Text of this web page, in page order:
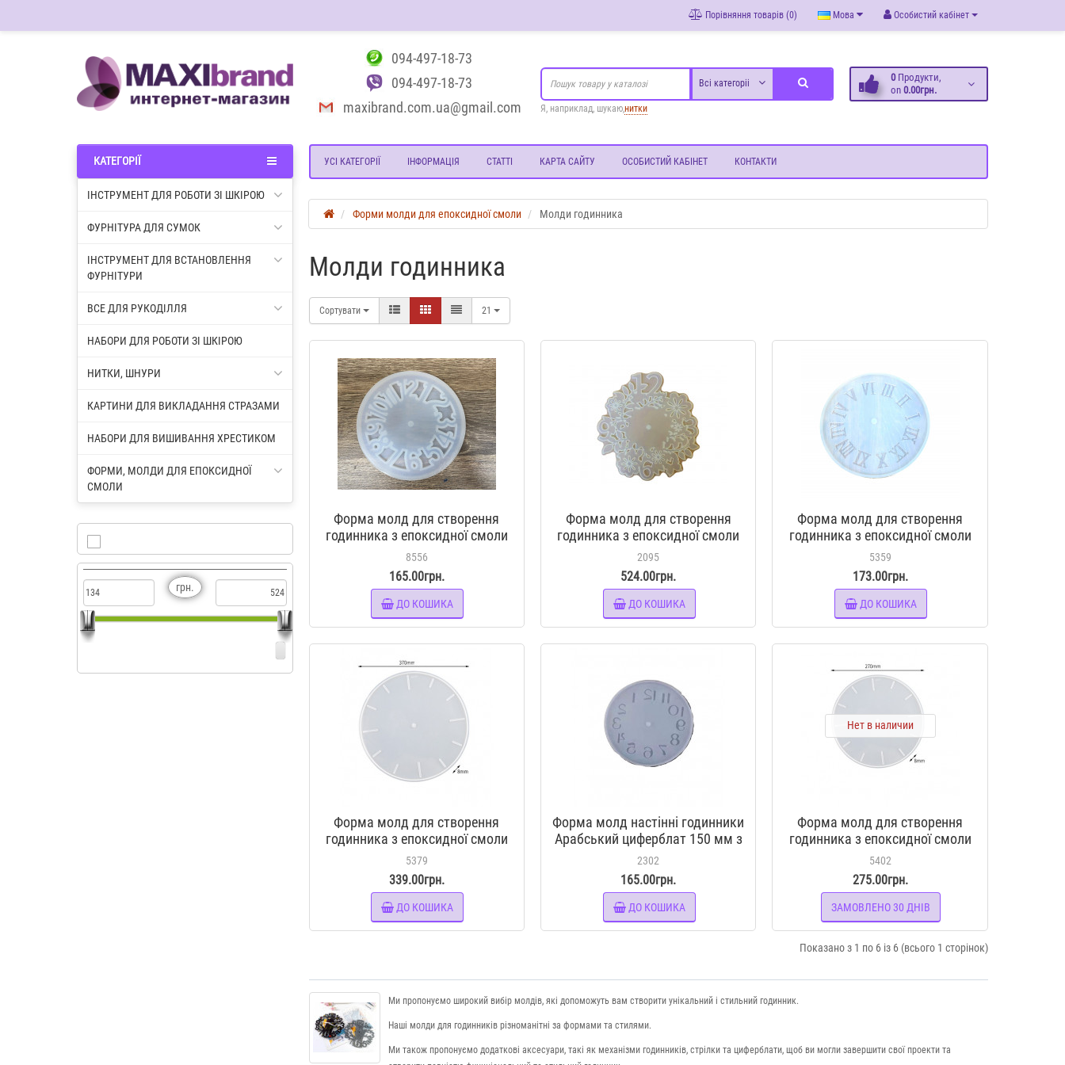
Особистий кабінет
Мова
Порівняння товарів (0)
094-497-18-73
094-497-18-73
maxibrand.com.ua@gmail.com
0 Продукти,
on 0.00грн.
Всі категоріі
Я, наприклад, шукаю,нитки
УСІ КАТЕГОРІЇ ІНФОРМАЦІЯ СТАТТІ КАРТА САЙТУ ОСОБИСТИЙ КАБІНЕТ КОНТАКТИ
КАТЕГОРІЇ
ІНСТРУМЕНТ ДЛЯ РОБОТИ ЗІ ШКІРОЮ
ФУРНІТУРА ДЛЯ СУМОК
ІНСТРУМЕНТ ДЛЯ ВСТАНОВЛЕННЯ
ФУРНІТУРИ
ВСЕ ДЛЯ РУКОДІЛЛЯ
НАБОРИ ДЛЯ РОБОТИ ЗІ ШКІРОЮ
НИТКИ, ШНУРИ
КАРТИНИ ДЛЯ ВИКЛАДАННЯ СТРАЗАМИ
НАБОРИ ДЛЯ ВИШИВАННЯ ХРЕСТИКОМ
ФОРМИ, МОЛДИ ДЛЯ ЕПОКСИДНОЇ
СМОЛИ
Форми молди для епоксидної смоли Молди годинника
грн.
Молди годинника
Сортувати 21
Форма молд для створення
годинника з епоксидної смоли
Арабський циферблат
8556
165.00грн.
ДО КОШИКА
Форма молд для створення
годинника з епоксидної смоли
Квіти 32 см
2095
524.00грн.
ДО КОШИКА
Форма молд для створення
годинника з епоксидної смоли
Римський циферблат
5359
173.00грн.
ДО КОШИКА
Форма молд для створення
годинника з епоксидної смоли
циферблат з прямокутними
поділками 370 мм
5379
339.00грн.
ДО КОШИКА
Форма молд настінні годинники
Арабський циферблат 150 мм з
епоксидної смоли
2302
165.00грн.
ДО КОШИКА
Нет в наличии
Форма молд для створення
годинника з епоксидної смоли
циферблат з прямокутними
поділами мінімалізм 270 мм
5402
275.00грн.
ЗАМОВЛЕНО 30 ДНІВ
Показано з 1 по 6 із 6 (всього 1 сторінок)
Ми пропонуємо широкий вибір молдів, які допоможуть вам створити унікальний і стильний годинник.
Наші молди для годинників різноманітні за формами та стилями.
Ми також пропонуємо додаткові аксесуари, такі як механізми годинників, стрілки та циферблати, щоб ви могли завершити свої проекти та